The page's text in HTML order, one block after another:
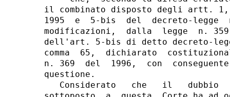
il combinato disposto degli artt. 1,
1995  e  5-bis  del  decreto-legge
modificazioni,  dalla  legge  n.
dell'art. 5-bis di detto decreto-
comma  65,  dichiarato
n. 369  del  1996,  con
questione.
Considerato   che   il   dubbio